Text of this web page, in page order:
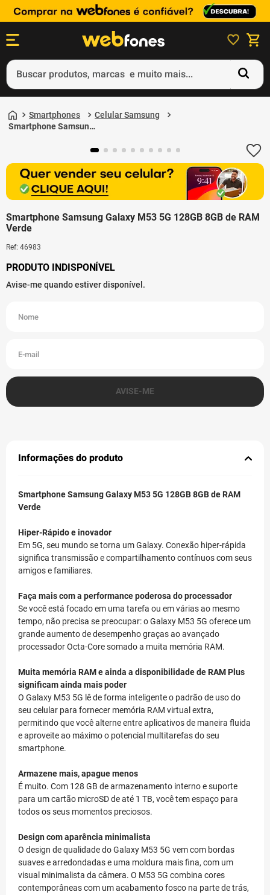
Buscar produtos, marcas e muito mais...
Smartphones
Celular Samsung
Smartphone Samsung
Smartphone Samsung Galaxy M53 5G 128GB 8GB de RAM
Verde
Ref: 46983
Informações do produto
Smartphone Samsung Galaxy M53 5G 128GB 8GB de RAM
Verde
Hiper-Rápido e inovador
Em 5G, seu mundo se torna um Galaxy. Conexão hiper-rápida
significa transmissão e compartilhamento contínuos com seus
amigos e familiares.
Faça mais com a performance poderosa do processador
Se você está focado em uma tarefa ou em várias ao mesmo
tempo, não precisa se preocupar: o Galaxy M53 5G oferece um
grande aumento de desempenho graças ao avançado
processador Octa-Core somado a muita memória RAM.
Muita memória RAM e ainda a disponibilidade de RAM Plus
significam ainda mais poder
O Galaxy M53 5G lê de forma inteligente o padrão de uso do
seu celular para fornecer memória RAM virtual extra,
permitindo que você alterne entre aplicativos de maneira fluida
e aproveite ao máximo o potencial multitarefas do seu
smartphone.
Armazene mais, apague menos
É muito. Com 128 GB de armazenamento interno e suporte
para um cartão microSD de até 1 TB, você tem espaço para
todos os seus momentos preciosos.
Design com aparência minimalista
O design de qualidade do Galaxy M53 5G vem com bordas
suaves e arredondadas e uma moldura mais fina, com um
visual minimalista da câmera. O M53 5G combina cores
contemporâneas com um acabamento fosco na parte de trás,
1º
ps5
3º
4º
ps4